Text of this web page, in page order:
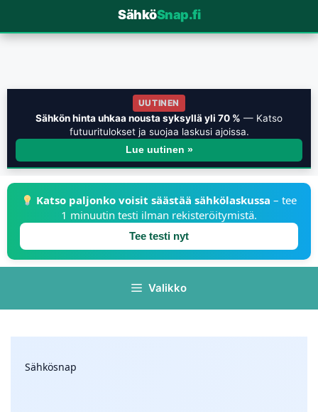
SähköSnap.fi
UUTINEN
Sähkön hinta uhkaa nousta syksyllä yli 70 % — Katso
futuuritulokset ja suojaa laskusi ajoissa.
Lue uutinen »
Katso paljonko voisit säästää sähkölaskussa – tee
1 minuutin testi ilman rekisteröitymistä.
Tee testi nyt
Valikko
Sähkösnap